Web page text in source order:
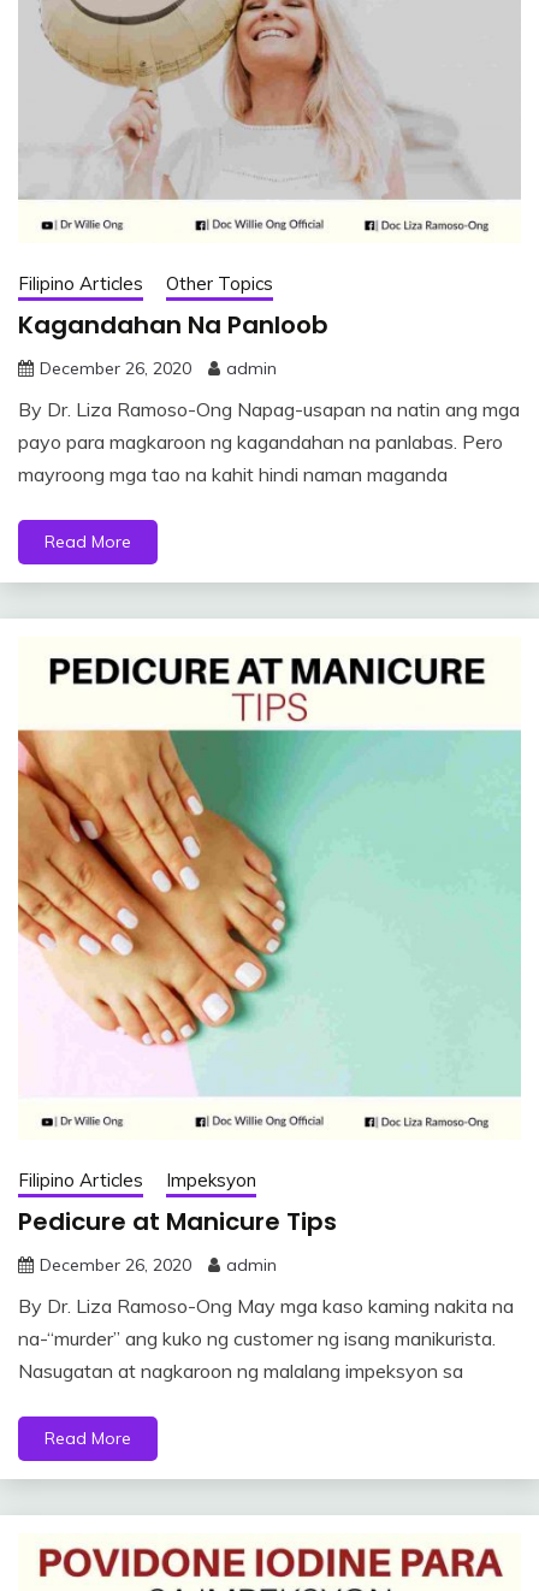
Filipino Articles Other Topics
Kagandahan Na Panloob
December 26, 2020 admin
By Dr. Liza Ramoso-Ong Napag-usapan na natin ang mga
payo para magkaroon ng kagandahan na panlabas. Pero
mayroong mga tao na kahit hindi naman maganda
Read More
Filipino Articles Impeksyon
Pedicure at Manicure Tips
December 26, 2020 admin
By Dr. Liza Ramoso-Ong May mga kaso kaming nakita na
na-“murder” ang kuko ng customer ng isang manikurista.
Nasugatan at nagkaroon ng malalang impeksyon sa
Read More